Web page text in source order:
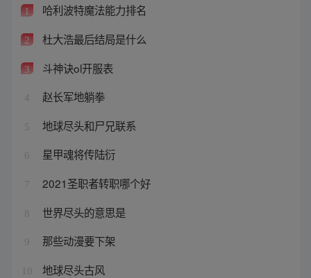
1 哈利波特魔法能力排名
2 杜大浩最后结局是什么
3 斗神诀ol开服表
4 赵长军地躺拳
5 地球尽头和尸兄联系
6 星甲魂将传陆衍
7 2021圣职者转职哪个好
8 世界尽头的意思是
9 那些动漫要下架
10 地球尽头古风